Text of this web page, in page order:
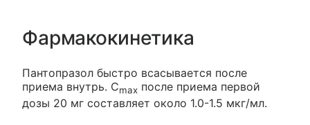
Фармакокинетика
Пантопразол быстро всасывается после
приема внутрь. Сmax после приема первой
дозы 20 мг составляет около 1.0-1.5 мкг/мл.